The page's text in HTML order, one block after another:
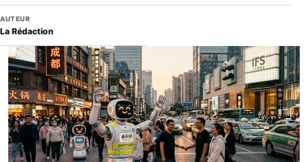
AUTEUR
La Rédaction